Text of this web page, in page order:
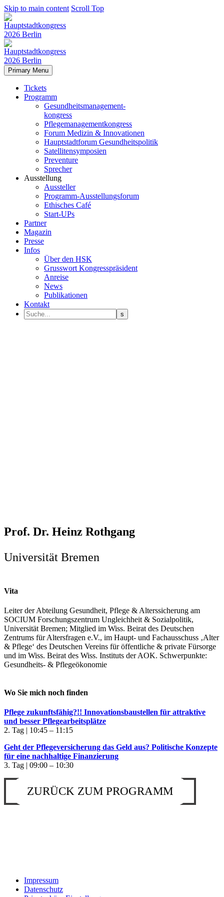
Skip to main content Scroll Top
Primary Menu
Tickets
Programm
Gesundheitsmanagement-
kongress
Pflegemanagementkongress
Forum Medizin & Innovationen
Hauptstadtforum Gesundheitspolitik
Satellitensymposien
Preventure
Sprecher
Ausstellung
Aussteller
Programm-Ausstellungsforum
Ethisches Café
Start-UPs
Partner
Magazin
Presse
Infos
Über den HSK
Grusswort Kongresspräsident
Anreise
News
Publikationen
Kontakt
Prof. Dr. Heinz Rothgang
Universität Bremen
Vita
Leiter der Abteilung Gesundheit, Pflege & Alterssicherung am
SOCIUM Forschungszentrum Ungleichheit & Sozialpolitik,
Universität Bremen; Mitglied im Wiss. Beirat des Deutschen
Zentrums für Altersfragen e.V., im Haupt- und Fachausschuss ‚Alter
& Pflege‘ des Deutschen Vereins für öffentliche & private Fürsorge
und im Wiss. Beirat des Wiss. Instituts der AOK. Schwerpunkte:
Gesundheits- & Pflegeökonomie
Wo Sie mich noch finden
Pflege zukunftsfähig?!! Innovationsbaustellen für attraktive
und besser Pflegearbeitsplätze
2. Tag | 10:45 – 11:15
Geht der Pflegeversicherung das Geld aus? Politische Konzepte
für eine nachhaltige Finanzierung
3. Tag | 09:00 – 10:30
ZURÜCK ZUM PROGRAMM
Impressum
Datenschutz